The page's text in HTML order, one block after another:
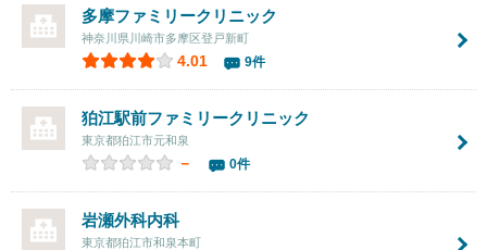
多摩ファミリークリニック
神奈川県川崎市多摩区登戸新町
4.01 9件
狛江駅前ファミリークリニック
東京都狛江市元和泉
－ 0件
岩瀬外科内科
東京都狛江市和泉本町